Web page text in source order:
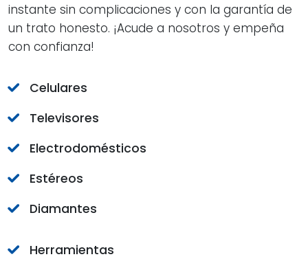
instante sin complicaciones y con la garantía de
un trato honesto. ¡Acude a nosotros y empeña
con confianza!
Celulares
Televisores
Electrodomésticos
Estéreos
Diamantes
Herramientas